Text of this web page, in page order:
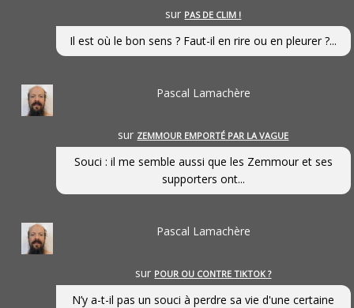
sur PAS DE CLIM !
Il est où le bon sens ? Faut-il en rire ou en pleurer ?...
Pascal Lamachère
sur ZEMMOUR EMPORTÉ PAR LA VAGUE
Souci : il me semble aussi que les Zemmour et ses
supporters ont...
Pascal Lamachère
sur POUR OU CONTRE TIKTOK ?
N’y a-t-il pas un souci à perdre sa vie d'une certaine